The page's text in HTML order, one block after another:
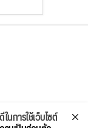
การใช้เว็บไซต์